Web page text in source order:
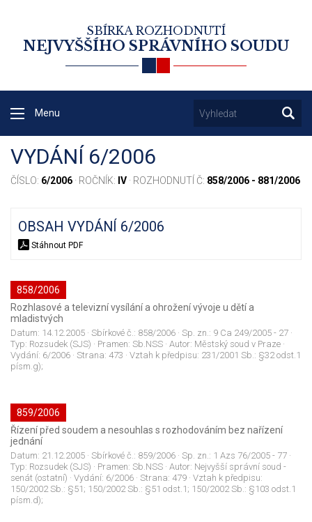
SBÍRKA ROZHODNUTÍ
NEJVYŠŠÍHO SPRÁVNÍHO SOUDU
Menu
VYDÁNÍ 6/2006
ČÍSLO: 6/2006 · ROČNÍK: IV · ROZHODNUTÍ Č: 858/2006 - 881/2006
OBSAH VYDÁNÍ 6/2006
Stáhnout PDF
858/2006
Rozhlasové a televizní vysílání a ohrožení vývoje u dětí a
mladistvých
Datum: 14.12.2005 · Sbírkové č.: 858/2006 · Sp. zn.: 9 Ca 249/2005 - 27 ·
Typ: Rozsudek (SJS) · Pramen: Sb.NSS · Autor: Městský soud v Praze ·
Vydání: 6/2006 · Strana: 473 · Vztah k předpisu: 231/2001 Sb.: §32 odst.1
písm.g);
859/2006
Řízení před soudem a nesouhlas s rozhodováním bez nařízení
jednání
Datum: 21.12.2005 · Sbírkové č.: 859/2006 · Sp. zn.: 1 Azs 76/2005 - 77 ·
Typ: Rozsudek (SJS) · Pramen: Sb.NSS · Autor: Nejvyšší správní soud -
senát (ostatní) · Vydání: 6/2006 · Strana: 479 · Vztah k předpisu:
150/2002 Sb.: §51; 150/2002 Sb.: §51 odst.1; 150/2002 Sb.: §103 odst.1
písm.d);